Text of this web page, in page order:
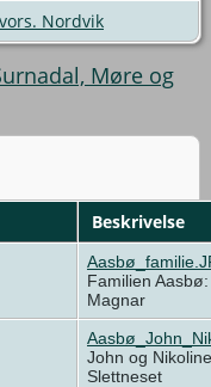
Nordvik
Møre og
Beskrivelse
Familien
Magnar
John og
Slettneset